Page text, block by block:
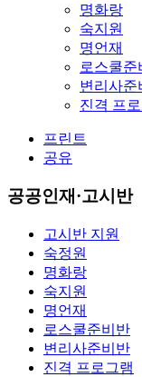
명화랑
숙지원
명언재
로스쿨준
변리사준
진격 프
프린트
공유
공공인재·고시반
고시반 지원
숙정원
명화랑
숙지원
명언재
로스쿨준비반
변리사준비반
진격 프로그램